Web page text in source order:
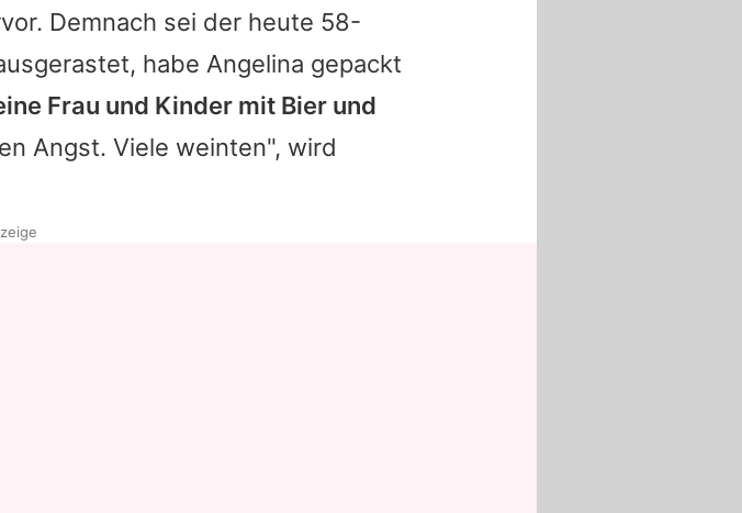
Demnach sei der heute 58-
habe Angelina gepackt
Frau und Kinder mit Bier und
Angst. Viele weinten", wird